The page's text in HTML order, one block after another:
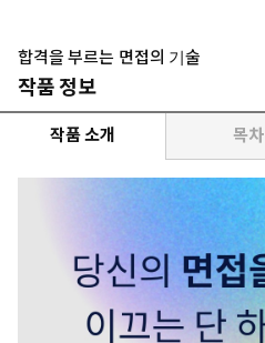
합격을 부르는 면접의 기술
작품 정보
작품 소개 목차